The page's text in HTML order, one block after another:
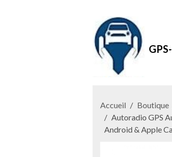
Accueil Boutique
Autoradio GPS
Android & Apple